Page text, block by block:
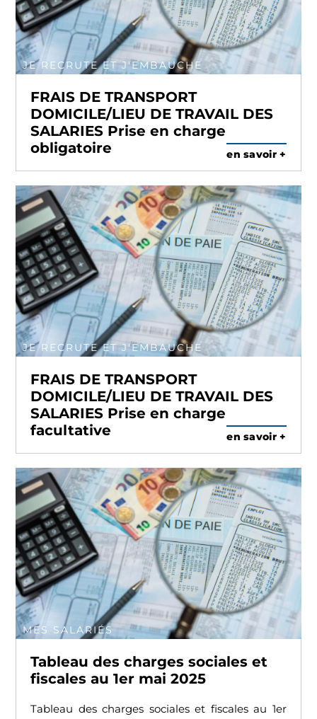
JE RECRUTE ET J'EMBAUCHE
FRAIS DE TRANSPORT
DOMICILE/LIEU DE TRAVAIL DES
SALARIES Prise en charge
obligatoire
en savoir +
JE RECRUTE ET J'EMBAUCHE
FRAIS DE TRANSPORT
DOMICILE/LIEU DE TRAVAIL DES
SALARIES Prise en charge
facultative
en savoir +
MES SALARIÉS
Tableau des charges sociales et
fiscales au 1er mai 2025
Tableau des charges sociales et fiscales au 1er